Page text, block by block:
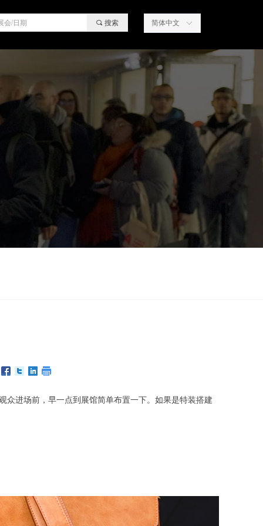
끠 搜索 ꀅ
简体中文
众进场前，早一点到展馆简单布置一下。如果是特装搭建